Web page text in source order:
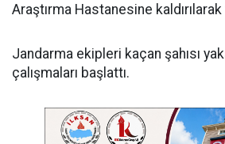
Araştırma Hastanesine kaldırılarak
Jandarma ekipleri kaçan şahısı
çalışmaları başlattı.